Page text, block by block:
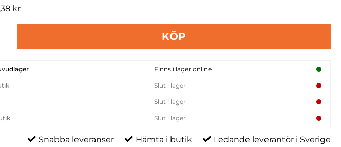
kr
KÖP
Finns i lager online
Slut i lager
Slut i lager
Slut i lager
Snabba leveranser Hämta i butik Ledande leverantör i Sverige